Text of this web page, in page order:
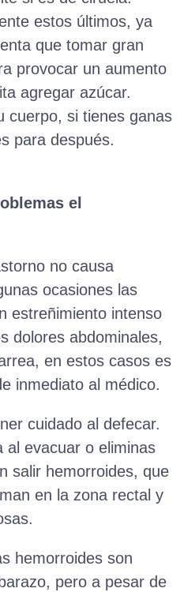
estos últimos, ya
que tomar gran
provocar un aumento
agregar azúcar.
cuerpo, si tienes ganas
para después.
el
no causa
ocasiones las
estreñimiento intenso
dolores abdominales,
en estos casos es
inmediato al médico.
cuidado al defecar.
al evacuar o eliminas
salir hemorroides, que
en la zona rectal y
hemorroides son
pero a pesar de